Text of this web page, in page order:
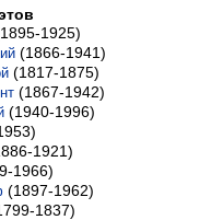
1925)
(1866-1941)
(1817-1875)
(1867-1942)
(1940-1996)
1921)
1966)
(1897-1962)
1837)